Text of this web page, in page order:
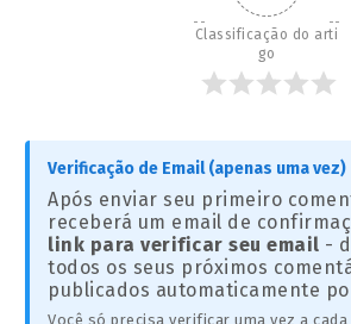
Classificação do arti
go
Verificação de Email (apenas uma vez)
Após enviar seu primeiro
receberá um email de
link para verificar seu email -
todos os seus próximos
publicados automaticamente
Você só precisa verificar uma vez a cada